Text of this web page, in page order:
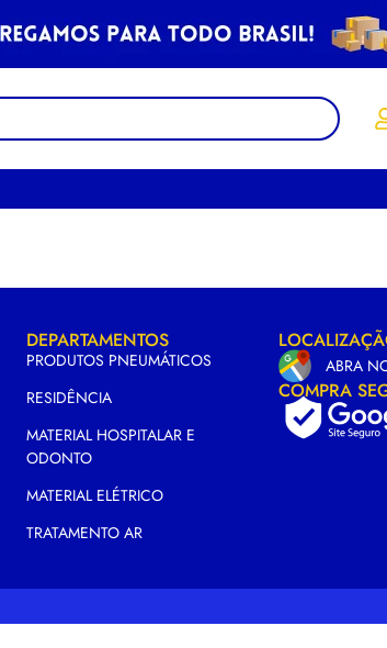
DEPARTAMENTOS
PRODUTOS PNEUMÁTICOS
RESIDÊNCIA
MATERIAL HOSPITALAR E
ODONTO
MATERIAL ELÉTRICO
TRATAMENTO AR
ABRA
COMPRA